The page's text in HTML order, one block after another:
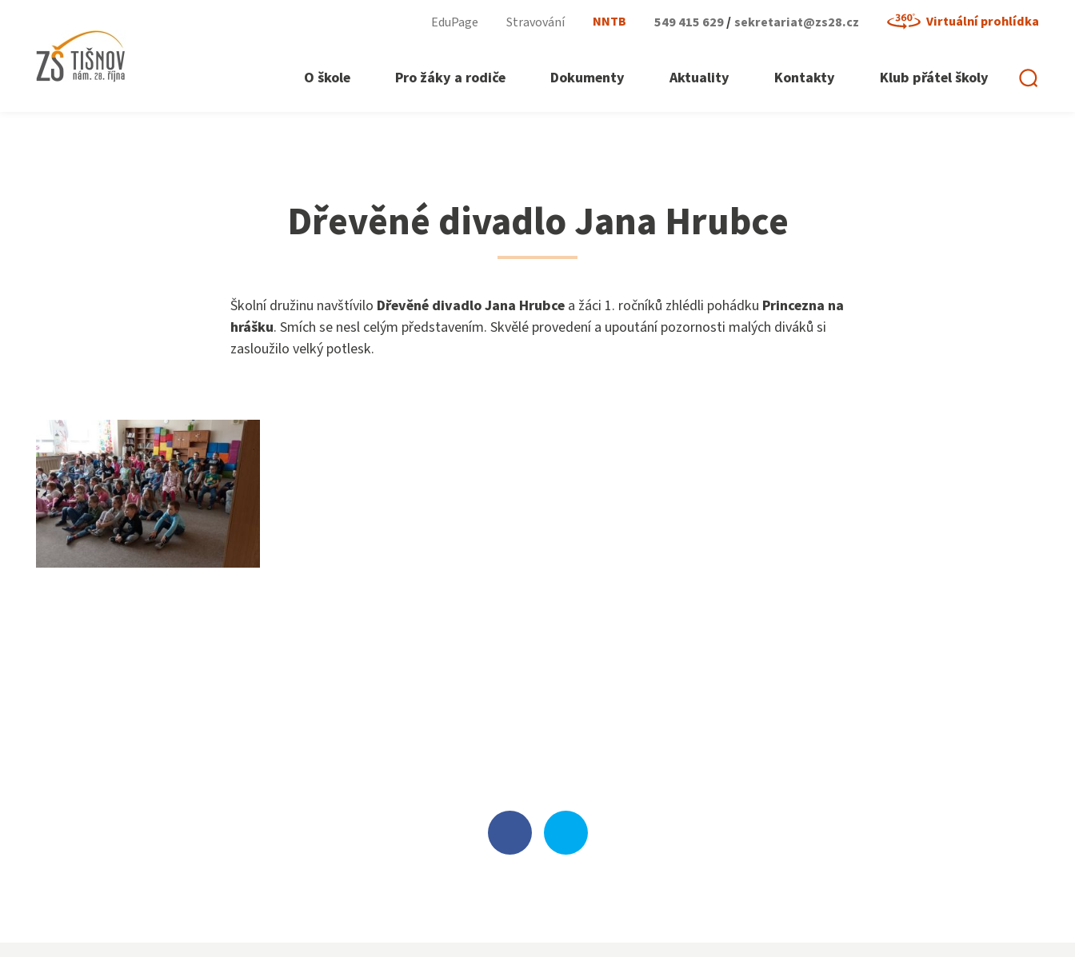
O škole Pro žáky a rodiče Dokumenty Aktuality Kontakty Klub přátel školy
EduPage Stravování NNTB 549 415 629/sekretariat@zs28.cz Virtuální prohlídka
Dřevěné divadlo Jana Hrubce
Školní družinu navštívilo Dřevěné divadlo Jana Hrubce a žáci 1. ročníků zhlédli pohádku Princezna na
hrášku. Smích se nesl celým představením. Skvělé provedení a upoutání pozornosti malých diváků si
zasloužilo velký potlesk.